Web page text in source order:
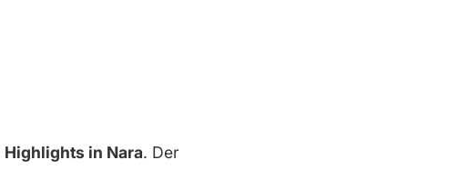
Highlights in Nara. Der